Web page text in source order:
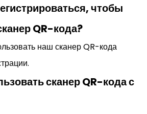
чтобы
QR-кода?
наш сканер QR-кода
сканер QR-кода с